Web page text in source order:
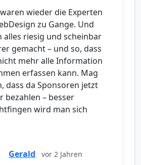
waren wieder die Experten
zu Gange. Und
alles riesig und scheinbar
gemacht – und so, dass
mehr alle Information
erfassen kann. Mag
dass da Sponsoren jetzt
bezahlen – besser
wird man sich
Gerald vor 2 Jahren